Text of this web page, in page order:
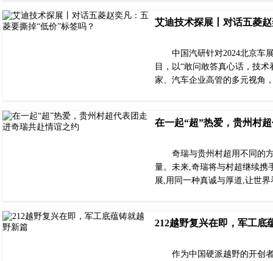
艾迪技术探展丨对话五菱
中国汽研针对2024北京车
目，以“敢问敢答真心话，技
家、汽车企业高管的多元视
在一起“超”热爱，贵州村
奇瑞与贵州村超用不同的
量。未来,奇瑞将与村超继续携
展,用同一种真诚与厚道,让世
212越野复兴在即，军工底
作为中国硬派越野的开创